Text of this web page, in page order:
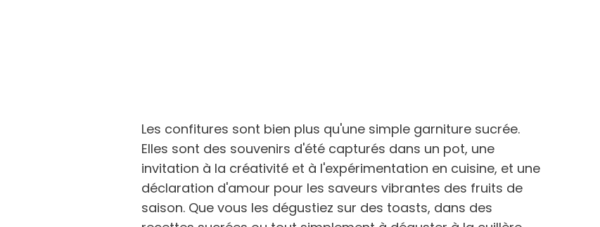
Les confitures sont bien plus qu'une simple garniture sucrée.
Elles sont des souvenirs d'été capturés dans un pot, une
invitation à la créativité et à l'expérimentation en cuisine, et une
déclaration d'amour pour les saveurs vibrantes des fruits de
saison. Que vous les dégustiez sur des toasts, dans des